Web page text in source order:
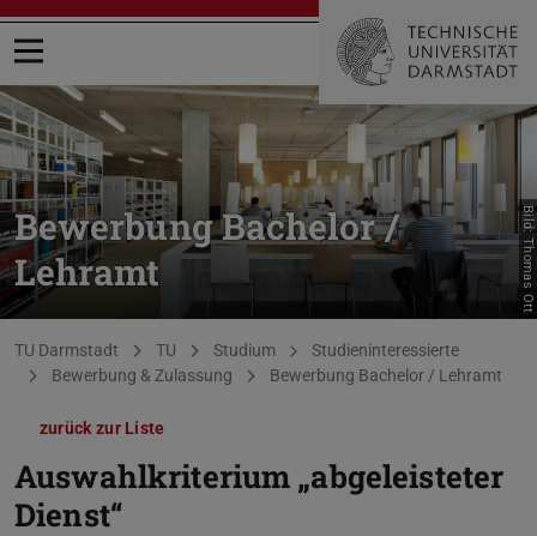
Menü öffnen
Bewerbung Bachelor /
Lehramt
Bild: Thomas Ott
Sie befinden sich hier:
TU Darmstadt TU Studium
Studieninteressierte
Bewerbung & Zulassung
Bewerbung Bachelor / Lehramt
zurück zur Liste
Auswahlkriterium „abgeleisteter
Dienst“